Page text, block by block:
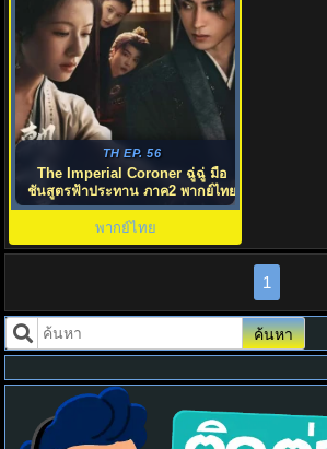
TH EP. 56
The Imperial Coroner ฉู่ฉู่ มือ
ชันสูตรฟ้าประทาน ภาค2 พากย์ไทย
พากย์ไทย
1
ค้นหา